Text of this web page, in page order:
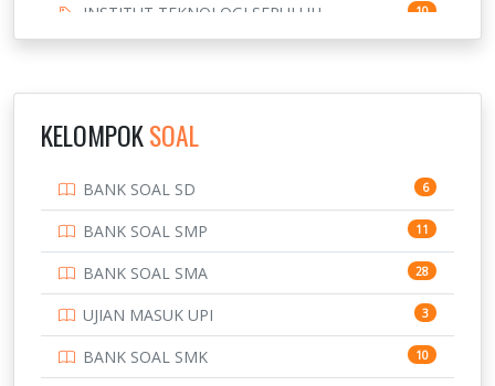
INSTITUT TEKNOLOGI SEPULUH
NOVEMBER
10
3
169
7
PTDI STTD 4
133
KELOMPOKSOAL
BANK SOAL SD 6
BANK SOAL SMP 11
BANK SOAL SMA 28
UJIAN MASUK UPI 3
BANK SOAL SMK 10